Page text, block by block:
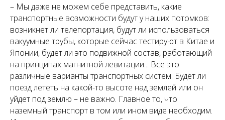
– Мы даже не можем себе представить, какие
транспортные возможности будут у наших потомков:
возникнет ли телепор­тация, будут ли использоваться
вакуумные трубы, которые сейчас тестируют в Китае и
Японии, будет ли это подвижной состав, работающий
на принципах магнитной левитации... Все это
различные варианты транспортных систем. Будет ли
поезд лететь на какой-то высоте над землей или он
уйдет под землю – не важно. Главное то, что
наземный транспорт в том или ином виде необходим.